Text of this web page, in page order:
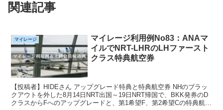
関連記事
マイレージ
マイレージ利用例No83：ANAマ
イルでNRT-LHRのLHファースト
クラス特典航空券
【投稿者】HIDEさん アップグレード特典と特典航空券 NHのブラッ
クアウトを外した8月14日NRT出国～19日NRT帰国で、BKK発券のD
クラスからFへのアップグレードと、第1希望F、第2希望Cの特典航空